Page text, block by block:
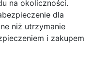
na okoliczności.
dla
niż utrzymanie
i zakupem